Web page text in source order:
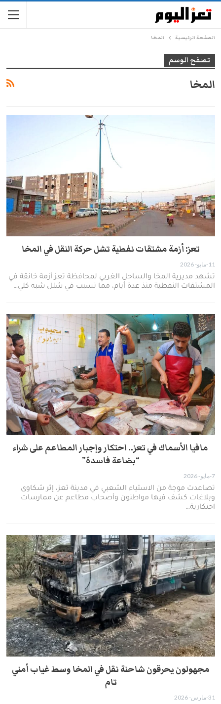
الصفحة الرئيسية المخا
تصفح الوسم
المخا
تعز: أزمة مشتقات نفطية تشل حركة النقل في المخا
11-مايو- 2026
​تشهد مديرية المخا والساحل الغربي لمحافظة تعز أزمة خانقة في
المشتقات النفطية منذ عدة أيام، مما تسبب في شلل شبه كلي…
مافيا الأسماك في تعز.. احتكار وإجبار المطاعم على شراء
“بضاعة فاسدة”
7-مايو- 2026
تصاعدت موجة من الاستياء الشعبي في مدينة تعز، إثر شكاوى
وبلاغات كشف فيها مواطنون وأصحاب مطاعم عن ممارسات
احتكارية…
مجهولون يحرقون شاحنة نقل في المخا وسط غياب أمني
تام
31-مارس- 2026